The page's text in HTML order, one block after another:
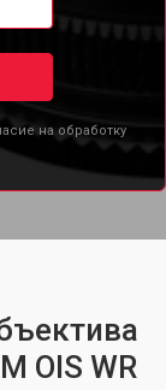
на обработку
OIS WR